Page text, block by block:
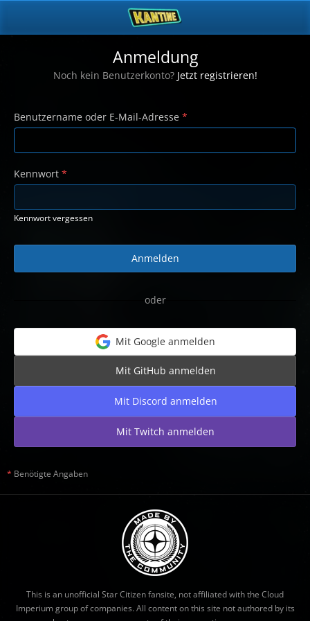
Anmeldung
Noch kein Benutzerkonto? Jetzt registrieren!
Benutzername oder E-Mail-Adresse *
Kennwort *
Kennwort vergessen
oder
Mit Google anmelden
Mit GitHub anmelden
Mit Discord anmelden
Mit Twitch anmelden
* Benötigte Angaben
This is an unofficial Star Citizen fansite, not affiliated with the Cloud
Imperium group of companies. All content on this site not authored by its